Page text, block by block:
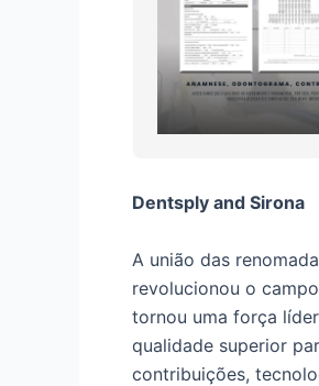
Dentsply and Sirona
A união das
revolucionou o
tornou uma força
qualidade superior
contribuições,